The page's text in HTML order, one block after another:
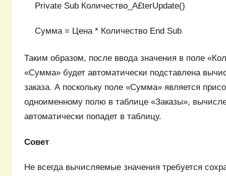
Private Sub Количество_А£terUpdate()
Сумма = Цена * Количество End Sub
Таким образом, после ввода значения в поле
«Сумма» будет автоматически подставлена
заказа. А поскольку поле «Сумма» является
одноименному полю в таблице «Заказы»,
автоматически попадет в таблицу.
Совет
Не всегда вычисляемые значения требуется